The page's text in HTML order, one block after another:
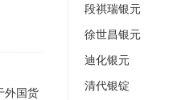
外国货
段祺瑞银元
徐世昌银元
迪化银元
清代银锭